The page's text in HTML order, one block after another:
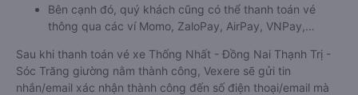
Bên cạnh đó, quý khách cũng có thể thanh toán vé
thông qua các ví Momo, ZaloPay, AirPay, VNPay,…
Sau khi thanh toán vé xe Thống Nhất - Đồng Nai Thạnh Trị -
Sóc Trăng giường nằm thành công, Vexere sẽ gửi tin
nhắn/email xác nhận thành công đến số điện thoại/email mà